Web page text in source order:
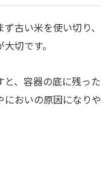
古い米を使い切り、
切です。
、容器の底に残った
おいの原因になりや